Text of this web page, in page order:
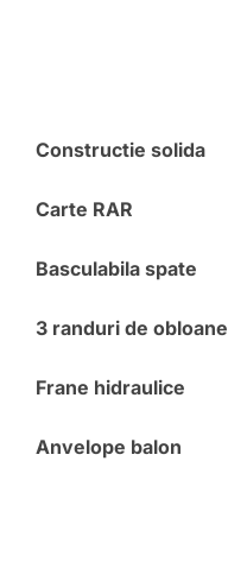
Constructie solida
Carte RAR
Basculabila spate
3 randuri de obloane
Frane hidraulice
Anvelope balon